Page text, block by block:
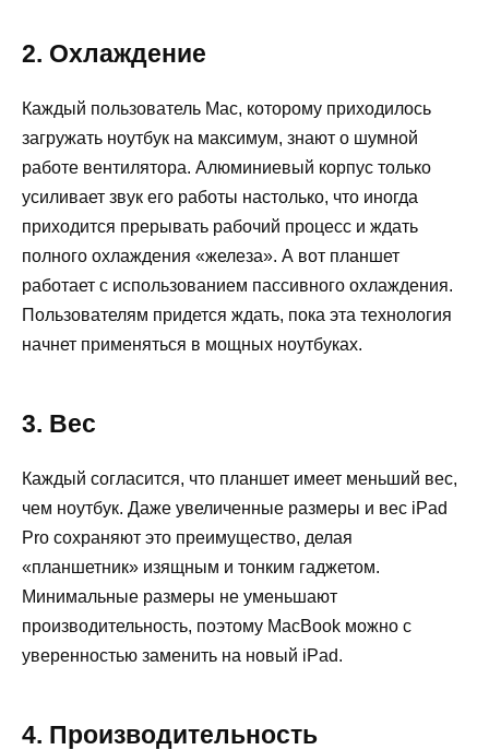
2. Охлаждение
Каждый пользователь Mac, которому приходилось
загружать ноутбук на максимум, знают о шумной
работе вентилятора. Алюминиевый корпус только
усиливает звук его работы настолько, что иногда
приходится прерывать рабочий процесс и ждать
полного охлаждения «железа». А вот планшет
работает с использованием пассивного охлаждения.
Пользователям придется ждать, пока эта технология
начнет применяться в мощных ноутбуках.
3. Вес
Каждый согласится, что планшет имеет меньший вес,
чем ноутбук. Даже увеличенные размеры и вес iPad
Pro сохраняют это преимущество, делая
«планшетник» изящным и тонким гаджетом.
Минимальные размеры не уменьшают
производительность, поэтому MacBook можно с
уверенностью заменить на новый iPad.
4. Производительность